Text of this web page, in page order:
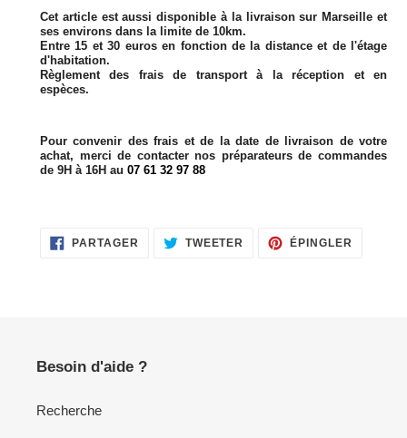
panier
Cet article est aussi disponible à la livraison sur Marseille et
ses environs dans la limite de 10km.
Entre 15 et 30 euros en fonction de la distance et de l'étage
d'habitation.
Règlement des frais de transport à la réception et en
espèces.
Pour convenir des frais et de la date de livraison de votre
achat, merci de contacter nos préparateurs de commandes
de 9H à 16H au 07 61 32 97 88
PARTAGER PARTAGER
SUR
TWEETER TWEETER
SUR
ÉPINGLER
Besoin d'aide ?
Recherche